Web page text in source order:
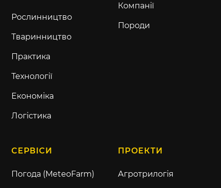
Рослинництво
Тваринництво
Практика
Технології
Економіка
Логістика
Компанії
Породи
СЕРВІСИ
Погода (MeteoFarm)
ПРОЕКТИ
Агротрилогія